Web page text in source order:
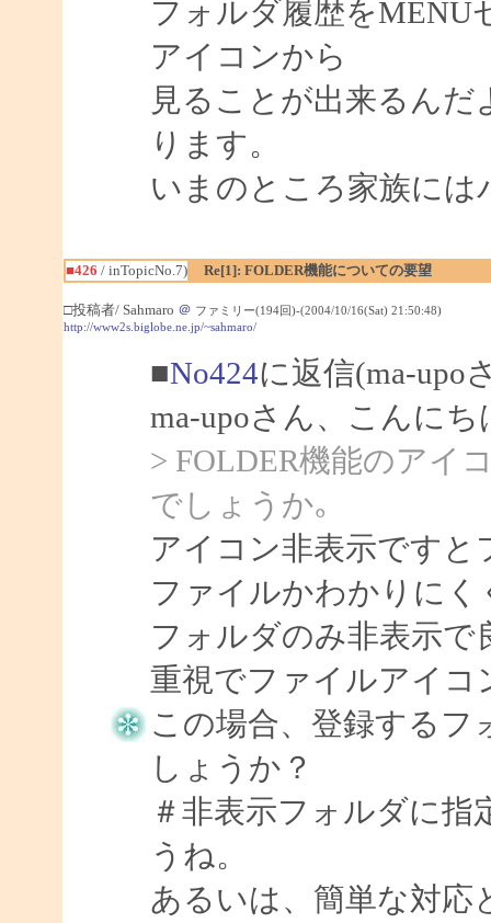
フォルダ履歴をMENU
アイコンから
見ることが出来るん
ります。
いまのところ家族に
■426 / inTopicNo.7) Re[1]: FOLDER機能についての要望
□投稿者/ Sahmaro ＠ ファミリー(194回)-(2004/10/16(Sat) 21:50:48)
http://www2s.biglobe.ne.jp/~sahmaro/
■No424に返信(ma-upo
ma-upoさん、こんにち
> FOLDER機能のアイ
でしょうか｡
アイコン非表示です
ファイルかわかりに
フォルダのみ非表示
重視でファイルアイコ
この場合、登録するフ
しょうか？
＃非表示フォルダに
うね。
あるいは、簡単な対応